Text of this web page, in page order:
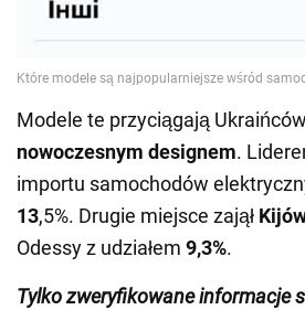
Modele te przyciągają Ukraińców
nowoczesnym designem.
importu samochodów
13,5%. Drugie miejsce zajął
Odessy z udziałem 9,3%.
Tylko zweryfikowane informacje